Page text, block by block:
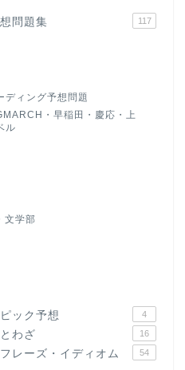
問題集 117
ディング予想問題
・早稲田・慶応・上
ル
文学部
ック予想 4
わざ 16
レーズ・イディオム 54